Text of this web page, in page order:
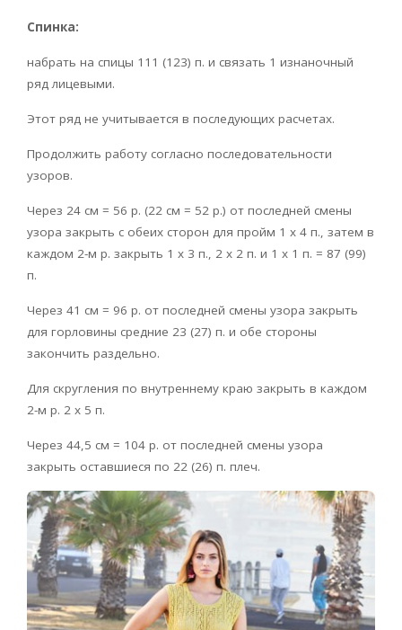
Спинка:
набрать на спицы 111 (123) п. и связать 1 изнаночный
ряд лицевыми.
Этот ряд не учитывается в последующих расчетах.
Продолжить работу согласно последовательности
узоров.
Через 24 см = 56 р. (22 см = 52 р.) от последней смены
узора закрыть с обеих сторон для пройм 1 х 4 п., затем в
каждом 2-м р. закрыть 1 х 3 п., 2 х 2 п. и 1 х 1 п. = 87 (99)
п.
Через 41 см = 96 р. от последней смены узора закрыть
для горловины средние 23 (27) п. и обе стороны
закончить раздельно.
Для скругления по внутреннему краю закрыть в каждом
2-м р. 2 х 5 п.
Через 44,5 см = 104 р. от последней смены узора
закрыть оставшиеся по 22 (26) п. плеч.